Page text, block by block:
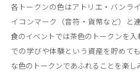
各トークンの色はアトリエ・バンラ
イコンマーク（音符・貨幣など）と
食のイベントでは茶色のトークンを入
での学びや体験という資産を貯めて
な色のトークンであふれることを楽し